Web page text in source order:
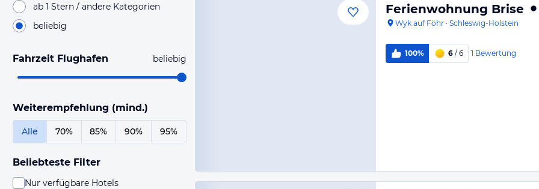
ab 1 Stern / andere Kategorien
beliebig
Fahrzeit Flughafen beliebig
Weiterempfehlung (mind.)
Alle 70% 85% 90% 95%
Beliebteste Filter
Nur verfügbare Hotels
Ferienwohnung Brise
Wyk auf Föhr · Schleswig-Holstein
100% 6 / 6 1 Bewertung